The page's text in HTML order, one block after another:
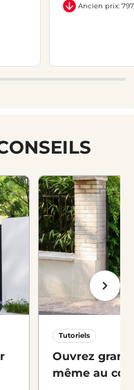
Ancien prix:
Tutoriels
Ouvrez
même au